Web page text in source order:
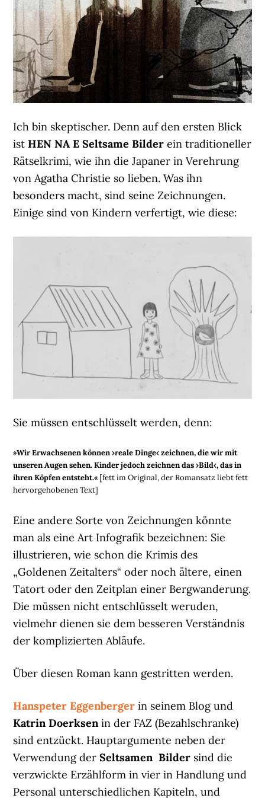
Ich bin skeptischer. Denn auf den ersten Blick
istHEN NA E Seltsame Bilderein traditioneller
Rätselkrimi, wie ihn die Japaner in Verehrung
von Agatha Christie so lieben. Was ihn
besonders macht, sind seine Zeichnungen.
Einige sind von Kindern verfertigt, wie diese:
Sie müssen entschlüsselt werden, denn:
»Wir Erwachsenen können ›reale Dinge‹ zeichnen, die wir mit
unseren Augen sehen. Kinder jedoch zeichnen das ›Bild‹, das in
ihren Köpfen entsteht.« [fett im Original, der Romansatz liebt fett
hervorgehobenen Text]
Eine andere Sorte von Zeichnungen könnte
man als eine Art Infografik bezeichnen: Sie
illustrieren, wie schon die Krimis des
„Goldenen Zeitalters“ oder noch ältere, einen
Tatort oder den Zeitplan einer Bergwanderung.
Die müssen nicht entschlüsselt weruden,
vielmehr dienen sie dem besseren Verständnis
der komplizierten Abläufe.
Über diesen Roman kann gestritten werden.
Hanspeter Eggenberger in seinem Blog und
Katrin Doerksenin der FAZ (Bezahlschranke)
sind entzückt. Hauptargumente neben der
Verwendung derSeltsamen Bilder sind die
verzwickte Erzählform in vier in Handlung und
Personal unterschiedlichen Kapiteln, und